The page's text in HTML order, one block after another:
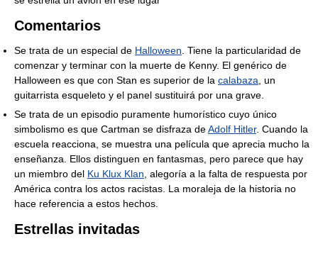
Comentarios
Se trata de un especial de Halloween . Tiene la particularidad de
comenzar y terminar con la muerte de Kenny. El genérico de
Halloween es que con Stan es superior de la calabaza , un
guitarrista esqueleto y el panel sustituirá por una grave.
Se trata de un episodio puramente humorístico cuyo único
simbolismo es que Cartman se disfraza deAdolf Hitler. Cuando la
escuela reacciona, se muestra una película que aprecia mucho la
enseñanza. Ellos distinguen en fantasmas, pero parece que hay
un miembro del Ku Klux Klan , alegoría a la falta de respuesta por
América contra los actos racistas. La moraleja de la historia no
hace referencia a estos hechos.
Estrellas invitadas